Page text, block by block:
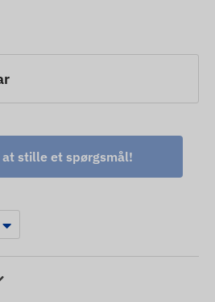
at stille et spørgsmål!